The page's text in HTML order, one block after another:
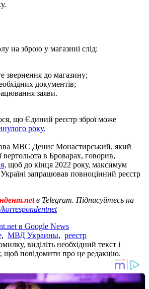
на зброю у магазині слід:
звернення до магазину;
документів;
заяви.
що Єдиний реєстр зброї може
року.
МВС Денис Монастирський, який
вертольота в Броварах, говорив,
, щоб до кінця 2022 року, максимум
запрацював повноцінний реєстр
в Telegram. Підписуйтесь на
в Google News
, МВД Украины, реестр
виділіть необхідний текст і
щоб повідомити про це редакцію.